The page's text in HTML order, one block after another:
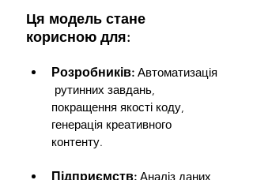
Ця модель стане
корисною для:
Розробників: Автоматизація
рутинних завдань,
покращення якості коду,
генерація креативного
контенту.
Підприємств: Аналіз даних,